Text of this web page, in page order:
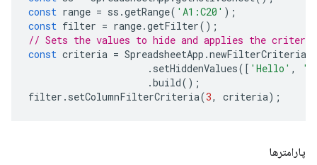
const range = ss .getRange( 'A1:C20' );
const filter = range.getFilter();
// Sets the values to hide and applies the criteria
const criteria = SpreadsheetApp .newFilterCriteria
. setHiddenValues([ 'Hello' ,
.build();
filter . setColumnFilterCriteria(3, criteria);
پارامترها